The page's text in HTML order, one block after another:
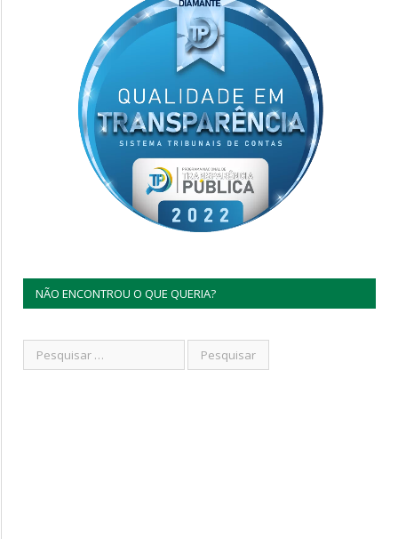
NÃO ENCONTROU O QUE QUERIA?